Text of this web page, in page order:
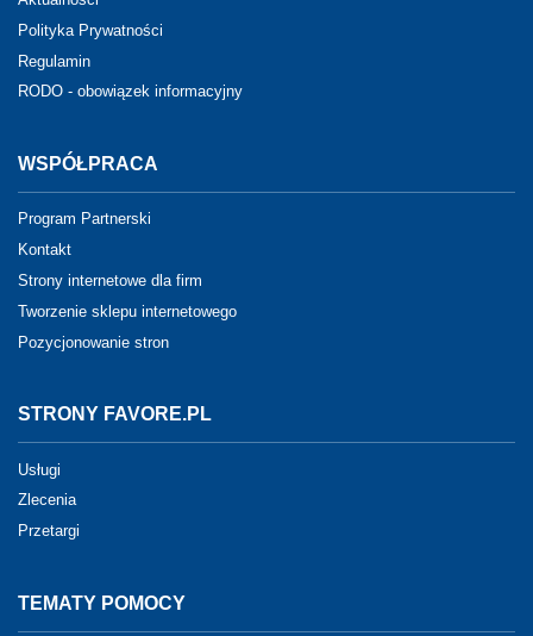
Polityka Prywatności
Regulamin
RODO - obowiązek informacyjny
WSPÓŁPRACA
Program Partnerski
Kontakt
Strony internetowe dla firm
Tworzenie sklepu internetowego
Pozycjonowanie stron
STRONY FAVORE.PL
Usługi
Zlecenia
Przetargi
TEMATY POMOCY